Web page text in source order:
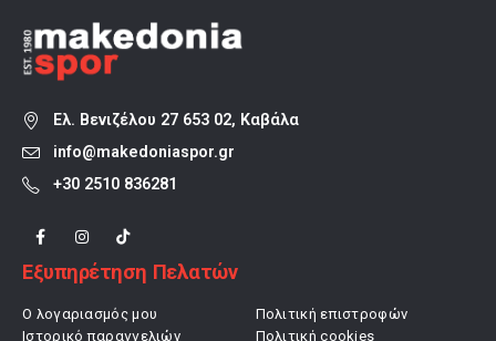
Ελ. Βενιζέλου 27 653 02, Καβάλα
info@makedoniaspor.gr
+30 2510 836281
Εξυπηρέτηση Πελατών
Ο λογαριασμός μου
Ιστορικό παραγγελιών
Πολιτική επιστροφών
Πολιτική cookies